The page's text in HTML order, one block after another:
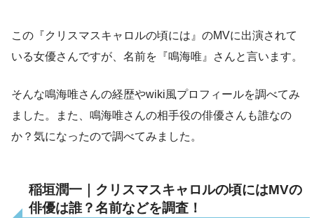
この『クリスマスキャロルの頃には』のMVに出演されて
いる女優さんですが、名前を『鳴海唯』さんと言います。
そんな鳴海唯さんの経歴やwiki風プロフィールを調べてみ
ました。また、鳴海唯さんの相手役の俳優さんも誰なの
か？気になったので調べてみました。
稲垣潤一｜クリスマスキャロルの頃にはMVの
俳優は誰？名前などを調査！